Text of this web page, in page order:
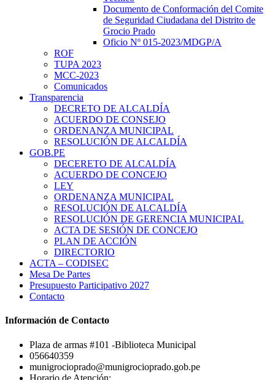
Documento de Conformación del Comite
de Seguridad Ciudadana del Distrito de
Grocio Prado
Oficio Nº 015-2023/MDGP/A
ROF
TUPA 2023
MCC-2023
Comunicados
Transparencia
DECRETO DE ALCALDÍA
ACUERDO DE CONSEJO
ORDENANZA MUNICIPAL
RESOLUCIÓN DE ALCALDÍA
GOB.PE
DECERETO DE ALCALDÍA
ACUERDO DE CONCEJO
LEY
ORDENANZA MUNICIPAL
RESOLUCIÓN DE ALCALDÍA
RESOLUCIÓN DE GERENCIA MUNICIPAL
ACTA DE SESIÓN DE CONCEJO
PLAN DE ACCIÓN
DIRECTORIO
ACTA – CODISEC
Mesa De Partes
Presupuesto Participativo 2027
Contacto
Información de Contacto
Plaza de armas #101 -Biblioteca Municipal
056640359
munigrocioprado@munigrocioprado.gob.pe
Horario de Atención: